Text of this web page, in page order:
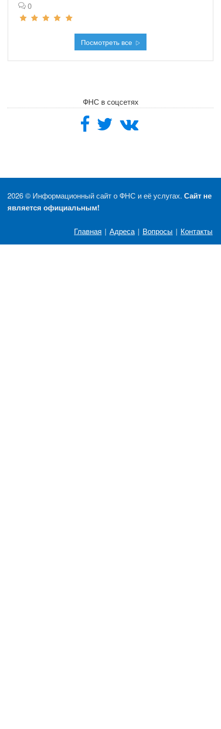
0
Посмотреть все
ФНС в соцсетях
2026 © Информационный сайт о ФНС и её услугах. Сайт не
является официальным!
Главная | Адреса | Вопросы | Контакты